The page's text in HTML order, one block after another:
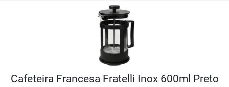
Cafeteira Francesa Fratelli Inox 600ml Preto